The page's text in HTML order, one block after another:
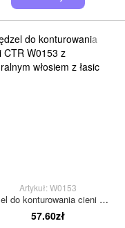
Artykuł: W0153
Рędzel do konturowania cieni CTR W0153 z naturalnym włosiem z łasic
57.60zł